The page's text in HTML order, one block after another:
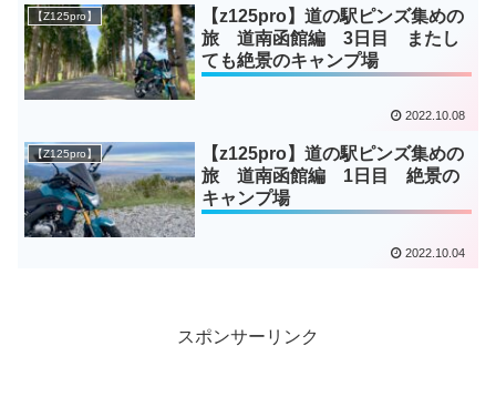
【Z125pro】
【z125pro】道の駅ピンズ集めの
旅 道南函館編 3日目 またし
ても絶景のキャンプ場
2022.10.08
【Z125pro】
【z125pro】道の駅ピンズ集めの
旅 道南函館編 1日目 絶景の
キャンプ場
2022.10.04
スポンサーリンク